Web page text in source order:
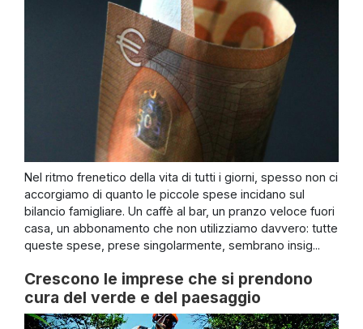
Nel ritmo frenetico della vita di tutti i giorni, spesso non ci
accorgiamo di quanto le piccole spese incidano sul
bilancio famigliare. Un caffè al bar, un pranzo veloce fuori
casa, un abbonamento che non utilizziamo davvero: tutte
queste spese, prese singolarmente, sembrano insig...
Crescono le imprese che si prendono
cura del verde e del paesaggio